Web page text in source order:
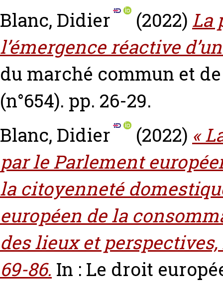
Blanc, Didier (2022) La
l’émergence réactive
du marché commun et
(n°654). pp. 26-29.
Blanc, Didier
(2022) «
par le Parlement
la citoyenneté
européen de la
des lieux et
69-86. In : Le droit